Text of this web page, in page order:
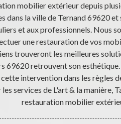
mobilier extérieur depuis
dans la ville de Ternand 69620
et aux professionnels. Nous
une restauration de vos
trouveront les meilleures
69620 retrouvent son esthétique.
intervention dans les règles
services de L'art & la manière,
restauration mobilier